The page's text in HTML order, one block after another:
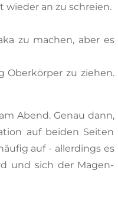
wieder an zu schreien.
zu machen, aber es
Oberkörper zu ziehen.
Abend. Genau dann,
auf beiden Seiten
auf - allerdings es
und sich der Magen-